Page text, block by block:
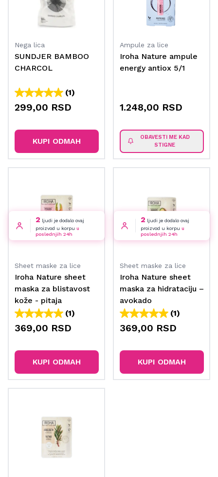
Nega lica
SUNDJER BAMBOO
CHARCOL
(1)
299,00 RSD
KUPI ODMAH
Ampule za lice
Iroha Nature ampule
energy antiox 5/1
1.248,00 RSD
OBAVESTI ME KAD
STIGNE
2 ljudi je dodalo ovaj
proizvod u korpu u
poslednjih 24h
Sheet maske za lice
Iroha Nature sheet
maska za blistavost
kože - pitaja
(1)
369,00 RSD
KUPI ODMAH
2 ljudi je dodalo ovaj
proizvod u korpu u
poslednjih 24h
Sheet maske za lice
Iroha Nature sheet
maska za hidrataciju –
avokado
(1)
369,00 RSD
KUPI ODMAH